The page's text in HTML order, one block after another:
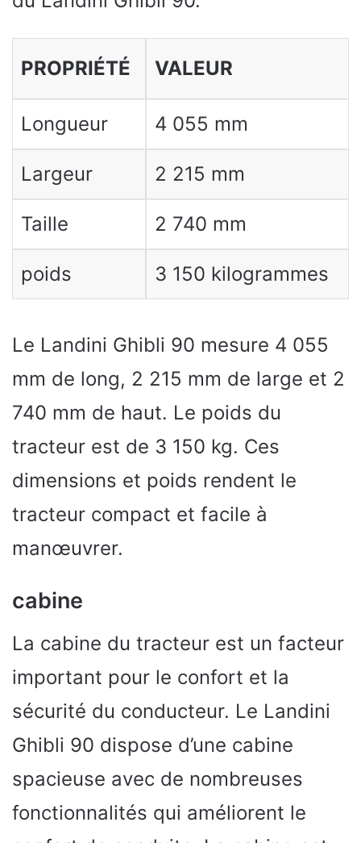
PROPRIÉTÉ VALEUR
Longueur 4 055 mm
Largeur 2 215 mm
Taille 2 740 mm
poids 3 150 kilogrammes
Le Landini Ghibli 90 mesure 4 055
mm de long, 2 215 mm de large et 2
740 mm de haut. Le poids du
tracteur est de 3 150 kg. Ces
dimensions et poids rendent le
tracteur compact et facile à
manœuvrer.
cabine
La cabine du tracteur est un facteur
important pour le confort et la
sécurité du conducteur. Le Landini
Ghibli 90 dispose d’une cabine
spacieuse avec de nombreuses
fonctionnalités qui améliorent le